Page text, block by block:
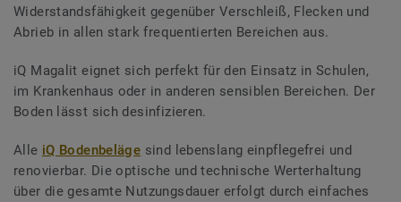
Widerstandsfähigkeit gegenüber Verschleiß, Flecken und
Abrieb in allen stark frequentierten Bereichen aus.
iQ Magalit eignet sich perfekt für den Einsatz in Schulen,
im Krankenhaus oder in anderen sensiblen Bereichen. Der
Boden lässt sich desinfizieren.
Alle iQ Bodenbeläge sind lebenslang einpflegefrei und
renovierbar. Die optische und technische Werterhaltung
über die gesamte Nutzungsdauer erfolgt durch einfaches